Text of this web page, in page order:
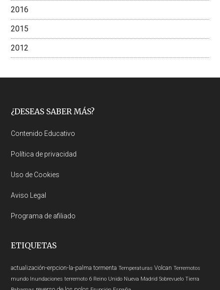
2016
2015
2012
Footer
¿DESEAS SABER MÁS?
Contenido Educativo
Política de privacidad
Uso de Cookies
Aviso Legal
Programa de afiliado
ETIQUETAS
actualización-erpcion-la-palma tormenta Temperaturas Volcan Terremotos
mundo Inundaciones terremoto 6 Reino Unido Nueva Madrid Sobrevuelo Tierra